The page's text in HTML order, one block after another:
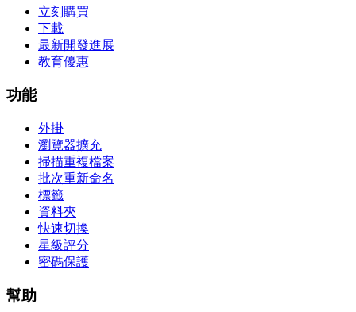
立刻購買
下載
最新開發進展
教育優惠
功能
外掛
瀏覽器擴充
掃描重複檔案
批次重新命名
標籤
資料夾
快速切換
星級評分
密碼保護
幫助